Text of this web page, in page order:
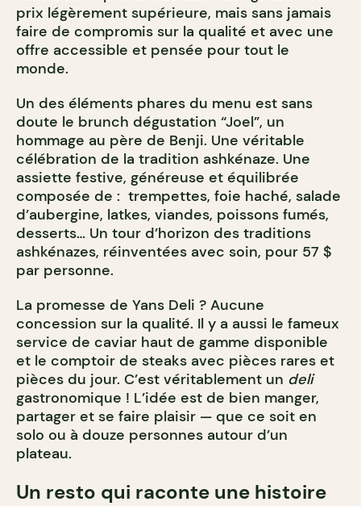
prix légèrement supérieure, mais sans jamais
faire de compromis sur la qualité et avec une
offre accessible et pensée pour tout le
monde.
Un des éléments phares du menu est sans
doute le brunch dégustation “Joel”, un
hommage au père de Benji. Une véritable
célébration de la tradition ashkénaze. Une
assiette festive, généreuse et équilibrée
composée de : trempettes, foie haché, salade
d’aubergine, latkes, viandes, poissons fumés,
desserts… Un tour d’horizon des traditions
ashkénazes, réinventées avec soin, pour 57 $
par personne.
La promesse de Yans Deli ? Aucune
concession sur la qualité. Il y a aussi le fameux
service de caviar haut de gamme disponible
et le comptoir de steaks avec pièces rares et
pièces du jour. C’est véritablement un deli
gastronomique ! L’idée est de bien manger,
partager et se faire plaisir — que ce soit en
solo ou à douze personnes autour d’un
plateau.
Un resto qui raconte une histoire